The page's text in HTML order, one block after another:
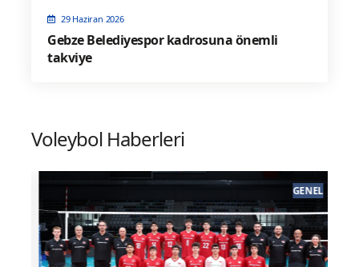
29 Haziran 2026
Gebze Belediyespor kadrosuna önemli
takviye
Voleybol Haberleri
GENEL